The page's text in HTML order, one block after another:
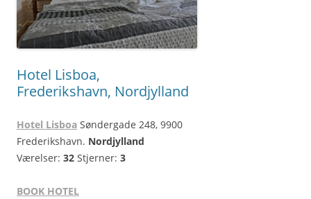
Hotel Lisboa,
Frederikshavn, Nordjylland
Hotel Lisboa Søndergade 248, 9900
Frederikshavn. Nordjylland
Værelser: 32 Stjerner: 3
BOOK HOTEL